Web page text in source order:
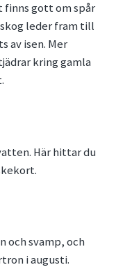
finns gott om spår
leder fram till
av isen. Mer
kring gamla
Här hittar du
och svamp, och
i augusti.